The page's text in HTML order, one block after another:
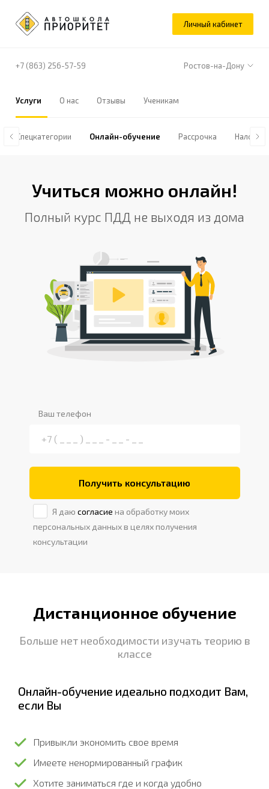
Личный кабинет
+7 (863) 256-57-59 Ростов-на-Дону
Услуги О нас Отзывы Ученикам
Спецкатегории Онлайн-обучение Рассрочка
Учиться можно онлайн!
Полный курс ПДД не выходя из дома
Ваш телефон
Получить консультацию
Я даю согласие на обработку моих
персональных данных в целях получения
консультации
Дистанционное обучение
Больше нет необходимости изучать теорию в
классе
Онлайн-обучение идеально подходит Вам,
если Вы
Привыкли экономить свое время
Имеете ненормированный график
Хотите заниматься где и когда удобно